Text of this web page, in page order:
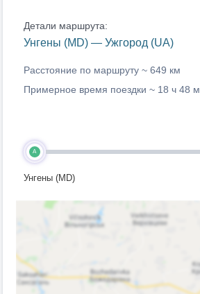
Детали маршрута:
Унгены (MD) — Ужгород (UA)
Расстояние по маршруту ~ 649 км
Примерное время поездки ~ 18 ч 48 м
A
Унгены (MD)